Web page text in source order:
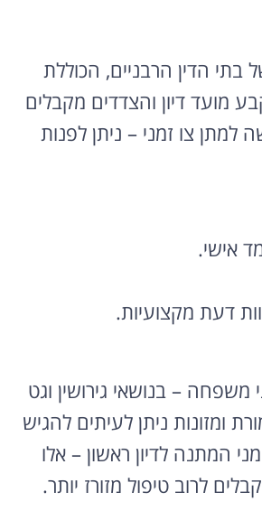
הדין הרבניים, הכוללת
מועד דיון והצדדים מקבלים
צו זמני – ניתן לפנות
אישי.
דעת מקצועיות.
– בנושאי גירושין וגט
ומזונות ניתן לעיתים להגיש
המתנה לדיון ראשון – אלו
לרוב טיפול מזורז יותר.
להקליט
אולפן הקלטות מקצועי
ביותר
לפרטים ומחירון